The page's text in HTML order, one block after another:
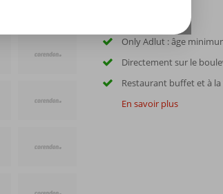
Only Adlut : âge
Directement sur le
Restaurant buffet et à la
En savoir plus